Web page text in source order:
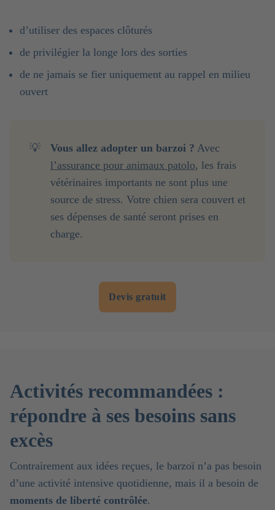
d’utiliser des espaces clôturés
de privilégier la longe lors des sorties
de ne jamais se fier uniquement au rappel en milieu
ouvert
💡 Vous allez adopter un barzoi ? Avec
l’assurance pour animaux patolo, les frais
vétérinaires importants ne sont plus une
source de stress. Votre chien sera couvert et
ses dépenses de santé seront prises en
charge.
Devis gratuit
Activités recommandées :
répondre à ses besoins sans
excès
Contrairement aux idées reçues, le barzoï n’a pas besoin
d’une activité intensive quotidienne, mais il a besoin de
moments de liberté contrôlée.